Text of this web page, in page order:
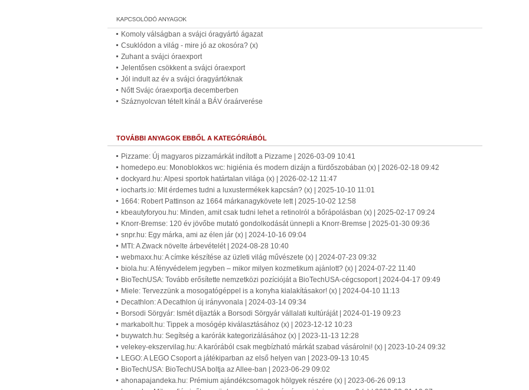
Komoly válságban a svájci óragyártó ágazat
Csuklódon a világ - mire jó az okosóra? (x)
Zuhant a svájci óraexport
Jelentősen csökkent a svájci óraexport
Jól indult az év a svájci óragyártóknak
Nőtt Svájc óraexportja decemberben
Száznyolcvan tételt kínál a BÁV óraárverése
TOVÁBBI ANYAGOK EBBŐL A KATEGÓRIÁBÓL
Pizzame: Új magyaros pizzamárkát indított a Pizzame | 2026-03-09 10:41
homedepo.eu: Monoblokkos wc: higiénia és modern dizájn a fürdőszobában (x) | 2026-02-18 09:42
dockyard.hu: Alpesi sportok határtalan világa (x) | 2026-02-12 11:47
iocharts.io: Mit érdemes tudni a luxustermékek kapcsán? (x) | 2025-10-10 11:01
1664: Robert Pattinson az 1664 márkanagykövete lett | 2025-10-02 12:58
kbeautyforyou.hu: Minden, amit csak tudni lehet a retinolról a bőrápolásban (x) | 2025-02-17 09:24
Knorr-Bremse: 120 év jövőbe mutató gondolkodását ünnepli a Knorr-Bremse | 2025-01-30 09:36
snpr.hu: Egy márka, ami az élen jár (x) | 2024-10-16 09:04
MTI: A Zwack növelte árbevételét | 2024-08-28 10:40
webmaxx.hu: A címke készítése az üzleti világ művészete (x) | 2024-07-23 09:32
biola.hu: A fényvédelem jegyben – mikor milyen kozmetikum ajánlott? (x) | 2024-07-22 11:40
BioTechUSA: Tovább erősítette nemzetközi pozícióját a BioTechUSA-cégcsoport | 2024-04-17 09:49
Miele: Tervezzünk a mosogatógéppel is a konyha kialakításakor! (x) | 2024-04-10 11:13
Decathlon: A Decathlon új irányvonala | 2024-03-14 09:34
Borsodi Sörgyár: Ismét díjazták a Borsodi Sörgyár vállalati kultúráját | 2024-01-19 09:23
markabolt.hu: Tippek a mosógép kiválasztásához (x) | 2023-12-12 10:23
buywatch.hu: Segítség a karórák kategorizálásához (x) | 2023-11-13 12:28
velekey-ekszervilag.hu: A karórából csak megbízható márkát szabad vásárolni! (x) | 2023-10-24 09:32
LEGO: A LEGO Csoport a játékiparban az első helyen van | 2023-09-13 10:45
BioTechUSA: BioTechUSA boltja az Allee-ban | 2023-06-29 09:02
ahonapajandeka.hu: Prémium ajándékcsomagok hölgyek részére (x) | 2023-06-26 09:13